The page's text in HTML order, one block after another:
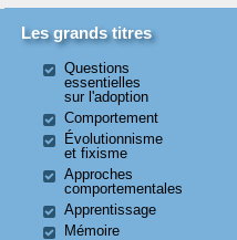
Les grands titres
Questions
essentielles
sur l'adoption
Comportement
Évolutionnisme
et fixisme
Approches
comportementales
Apprentissage
Mémoire